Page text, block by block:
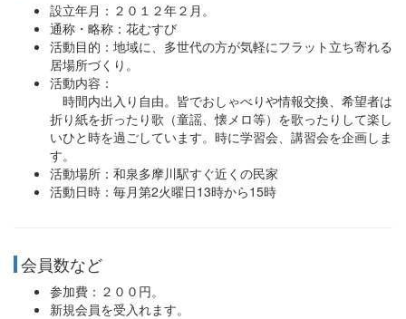
設立年月：２０１２年２月。
通称・略称：花むすび
活動目的：地域に、多世代の方が気軽にフラット立ち寄れる
居場所づくり。
活動内容：
時間内出入り自由。皆でおしゃべりや情報交換、希望者は
折り紙を折ったり歌（童謡、懐メロ等）を歌ったりして楽し
いひと時を過ごしています。時に学習会、講習会を企画しま
す。
活動場所：和泉多摩川駅すぐ近くの民家
活動日時：毎月第2火曜日13時から15時
会員数など
参加費：２００円。
新規会員を受入れます。